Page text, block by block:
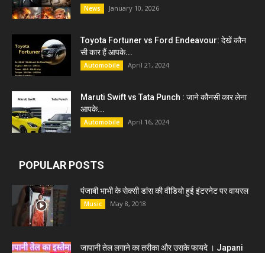
News January 10, 2026
Toyota Fortuner vs Ford Endeavour: देखें कौन
सी कार हैं आपके...
Automobile April 21, 2024
Maruti Swift vs Tata Punch : जाने कौनसी कार लेना
आपके...
Automobile April 16, 2024
POPULAR POSTS
पंजाबी भाभी के सेक्सी डांस की वीडियो हुई इंटरनेट पर वायरल
Music May 8, 2018
जापानी तेल लगाने का तरीका और उसके फायदे । Japani